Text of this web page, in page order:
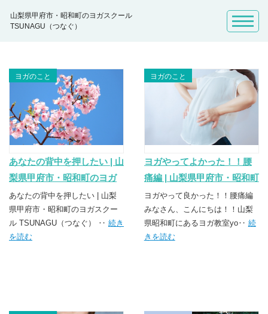
山梨県甲府市・昭和町のヨガスクール
TSUNAGU（つなぐ）
ヨガのこと
あなたの背中を押したい | 山
梨県甲府市・昭和町のヨガ
スクール TSUNAGU（つな
ぐ）
あなたの背中を押したい | 山梨
県甲府市・昭和町のヨガスクー
ル TSUNAGU（つなぐ） ‥ 続き
を読む
ヨガのこと
ヨガやってよかった！！腰
痛編 | 山梨県甲府市・昭和町
のヨガスクール
TSUNAGU（つなぐ）
ヨガやって良かった！！腰痛編
みなさん、こんにちは！！山梨
県昭和町にあるヨガ教室yo‥ 続
きを読む